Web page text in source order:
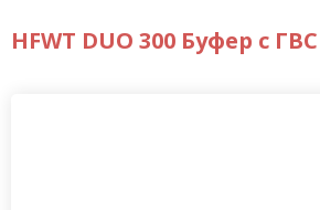
HFWT DUO 300 Буфер с ГВС